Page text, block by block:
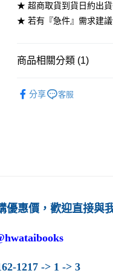
每筆NT$60
每筆NT$60
★ 超商取貨到貨日約出
★ 若有『急件』需求建
商品相關分類 (1)
分享
客服
優惠價，歡迎直接與
1217 -> 1 -> 3